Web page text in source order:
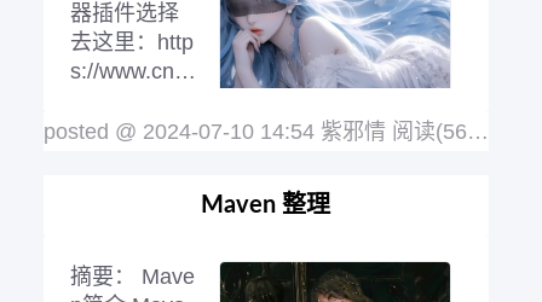
器插件选择
去这里：http
s://www.cnbl
q/p/1672653
上手 MyBatis-Plus 是一个 MyBatis 的增
强工具，在 MyBatis 的基础上只做增强
阅读全文
posted @ 2024-07-10 14:54 紫邪情 阅读(561)
Maven 整理
摘要： Mave